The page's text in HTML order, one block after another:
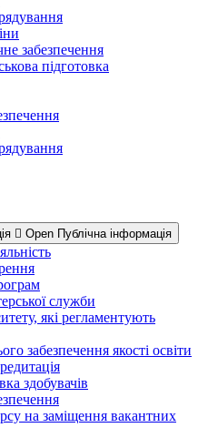
забезпечення
підготовка
Open Публічна інформація
служби
які регламентують
забезпечення якості освіти
здобувачів
на заміщення вакантних